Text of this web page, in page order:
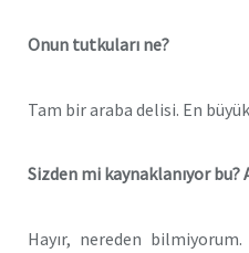
Onun tutkuları ne?
Tam bir araba delisi. En
Sizden mi kaynaklanıyor bu?
Hayır, nereden